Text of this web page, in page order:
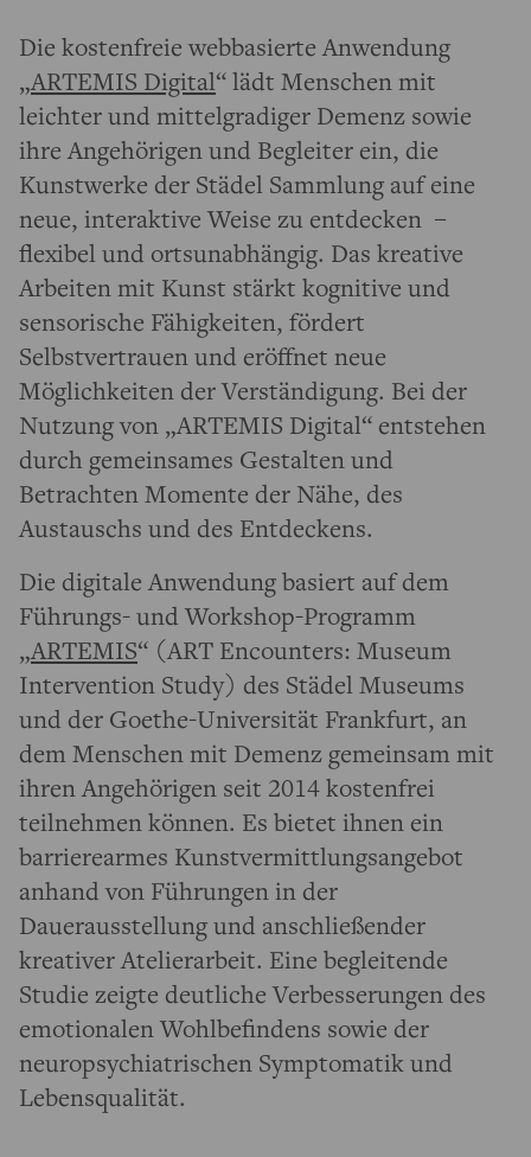
Die kostenfreie webbasierte Anwendung
„ARTEMIS Digital“ lädt Menschen mit
leichter und mittelgradiger Demenz sowie
ihre Angehörigen und Begleiter ein, die
Kunstwerke der Städel Sammlung auf eine
neue, interaktive Weise zu entdecken –
flexibel und ortsunabhängig. Das kreative
Arbeiten mit Kunst stärkt kognitive und
sensorische Fähigkeiten, fördert
Selbstvertrauen und eröffnet neue
Möglichkeiten der Verständigung. Bei der
Nutzung von „ARTEMIS Digital“ entstehen
durch gemeinsames Gestalten und
Betrachten Momente der Nähe, des
Austauschs und des Entdeckens.
Die digitale Anwendung basiert auf dem
Führungs- und Workshop-Programm
„ARTEMIS“ (ART Encounters: Museum
Intervention Study) des Städel Museums
und der Goethe-Universität Frankfurt, an
dem Menschen mit Demenz gemeinsam mit
ihren Angehörigen seit 2014 kostenfrei
teilnehmen können. Es bietet ihnen ein
barrierearmes Kunstvermittlungsangebot
anhand von Führungen in der
Dauerausstellung und anschließender
kreativer Atelierarbeit. Eine begleitende
Studie zeigte deutliche Verbesserungen des
emotionalen Wohlbefindens sowie der
neuropsychiatrischen Symptomatik und
Lebensqualität.